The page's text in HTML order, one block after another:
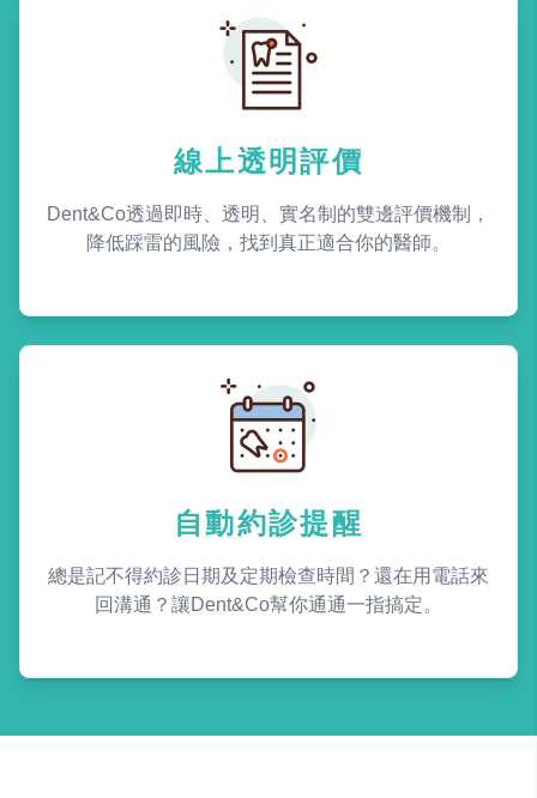
線上透明評價
Dent&Co透過即時、透明、實名制的雙邊評價機制，
降低踩雷的風險，找到真正適合你的醫師。
自動約診提醒
總是記不得約診日期及定期檢查時間？還在用電話來
回溝通？讓Dent&Co幫你通通一指搞定。